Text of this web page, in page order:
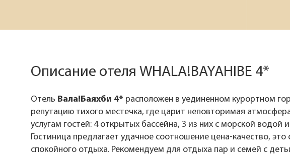
Описание отеля WHALA!BAYAHIBE 4*
Отель Вала!Баяхби 4* расположен в уединенном курортном
репутацию тихого местечка, где царит неповторимая
услугам гостей: 4 открытых бассейна, 3 из них с морской водой
Гостиница предлагает удачное соотношение цена-качество,
спокойного отдыха. Рекомендуем для отдыха пар и семей с